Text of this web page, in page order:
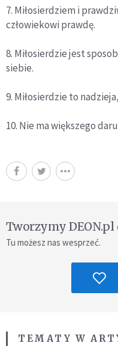
7. Miłosierdziem i
człowiekowi prawdę.
8. Miłosierdzie jest
siebie.
9. Miłosierdzie to
10. Nie ma większego
Tworzymy DEON.pl
Tu możesz nas wesprzeć.
TEMATY W